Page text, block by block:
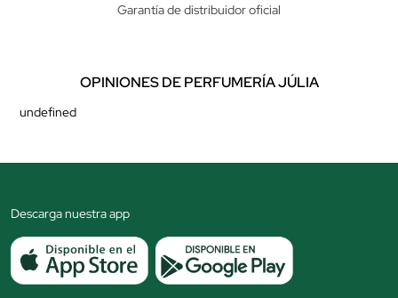
Garantía de distribuidor oficial
OPINIONES DE PERFUMERÍA JÚLIA
undefined
Descarga nuestra app